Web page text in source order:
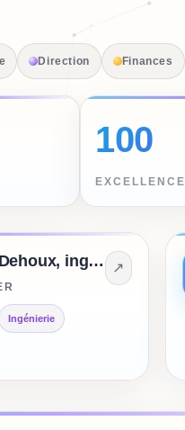
Direction Finances
100
EXCELLENCE
Maxime Dehoux, ing., M.Sc.A.
Ingénierie
↗